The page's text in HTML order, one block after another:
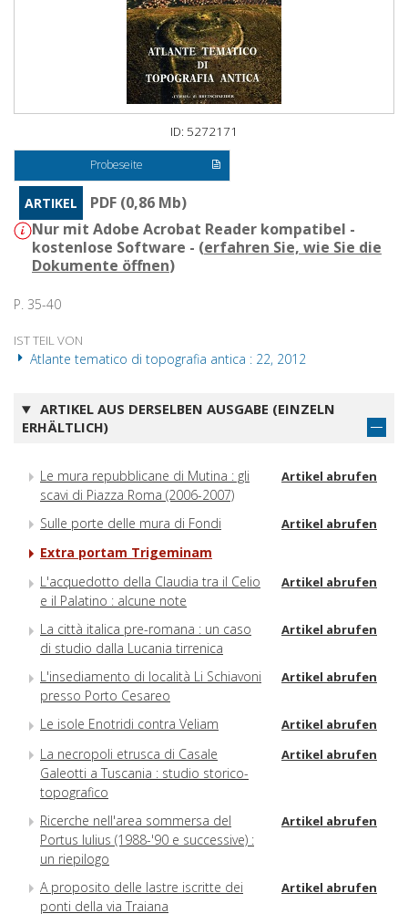
ID: 5272171
Probeseite
ARTIKEL
PDF (0,86 Mb)
Nur mit Adobe Acrobat Reader kompatibel -
kostenlose Software - (erfahren Sie, wie Sie die
Dokumente öffnen)
P. 35-40
IST TEIL VON
Atlante tematico di topografia antica : 22, 2012
ARTIKEL AUS DERSELBEN AUSGABE (EINZELN
ERHÄLTLICH)
Le mura repubblicane di Mutina : gli
scavi di Piazza Roma (2006-2007)
Artikel abrufen
Sulle porte delle mura di Fondi Artikel abrufen
Extra portam Trigeminam
L'acquedotto della Claudia tra il Celio
e il Palatino : alcune note
Artikel abrufen
La città italica pre-romana : un caso
di studio dalla Lucania tirrenica
Artikel abrufen
L'insediamento di località Li Schiavoni
presso Porto Cesareo
Artikel abrufen
Le isole Enotridi contra Veliam Artikel abrufen
La necropoli etrusca di Casale
Galeotti a Tuscania : studio storico-
topografico
Artikel abrufen
Ricerche nell'area sommersa del
Portus Iulius (1988-'90 e successive) :
un riepilogo
Artikel abrufen
A proposito delle lastre iscritte dei
ponti della via Traiana
Artikel abrufen